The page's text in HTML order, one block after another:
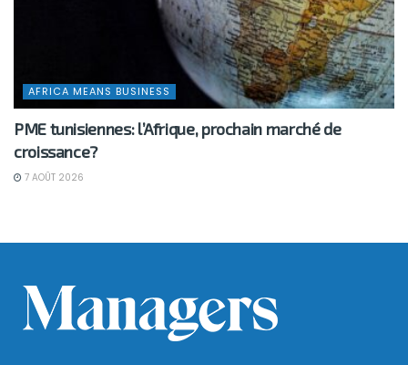
AFRICA MEANS BUSINESS
PME tunisiennes: l’Afrique, prochain marché de
croissance?
7 AOÛT 2026